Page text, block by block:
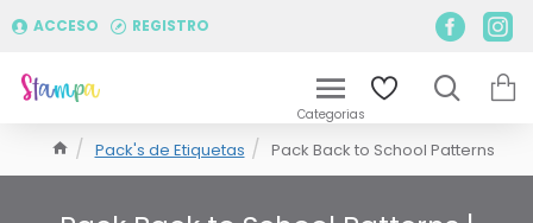
ACCESO REGISTRO
Pack's de Etiquetas Pack Back to School Patterns